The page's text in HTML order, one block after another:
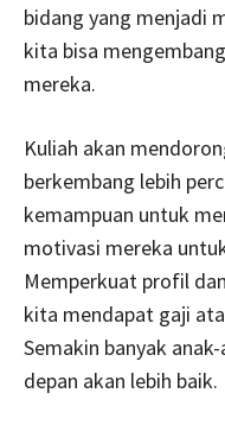
bidang yang menjadi
kita bisa
mereka.
Kuliah akan
berkembang lebih
kemampuan untuk
motivasi mereka
Memperkuat profil
kita mendapat gaji
Semakin banyak
depan akan lebih baik.